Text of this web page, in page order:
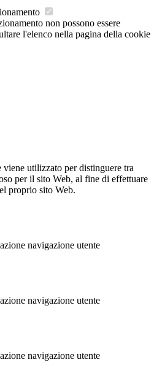
non possono essere
l'elenco nella pagina della cookie
viene utilizzato per distinguere tra
per il sito Web, al fine di effettuare
proprio sito Web.
navigazione utente
navigazione utente
navigazione utente